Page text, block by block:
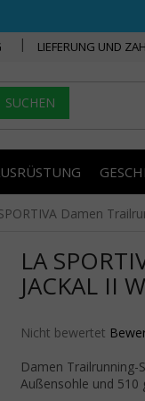
LIEFERUNG UND
SUCHEN
Damen
LA
JACKAL II
Die durchschnittliche
Nicht bewertet
Damen Trailrunning-
Außensohle und 510